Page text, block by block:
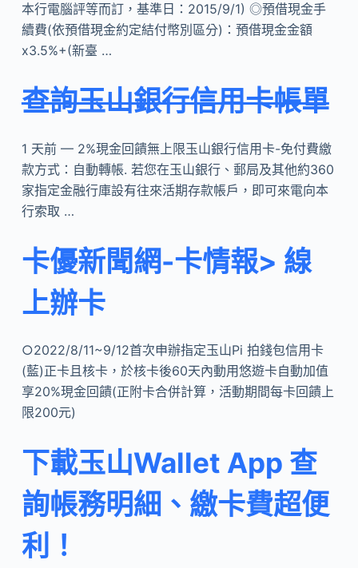
本行電腦評等而訂，基準日：2015/9/1) ◎預借現金手
續費(依預借現金約定結付幣別區分)：預借現金金額
x3.5%+(新臺 …
查詢玉山銀行信用卡帳單
1 天前 — 2%現金回饋無上限玉山銀行信用卡-免付費繳
款方式：自動轉帳. 若您在玉山銀行、郵局及其他約360
家指定金融行庫設有往來活期存款帳戶，即可來電向本
行索取 …
卡優新聞網-卡情報> 線
上辦卡
○2022/8/11~9/12首次申辦指定玉山Pi 拍錢包信用卡
(藍)正卡且核卡，於核卡後60天內動用悠遊卡自動加值
享20%現金回饋(正附卡合併計算，活動期間每卡回饋上
限200元)
下載玉山Wallet App 查
詢帳務明細、繳卡費超便
利！